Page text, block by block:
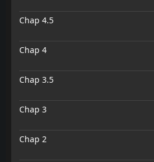
Chap 4.5
Chap 4
Chap 3.5
Chap 3
Chap 2